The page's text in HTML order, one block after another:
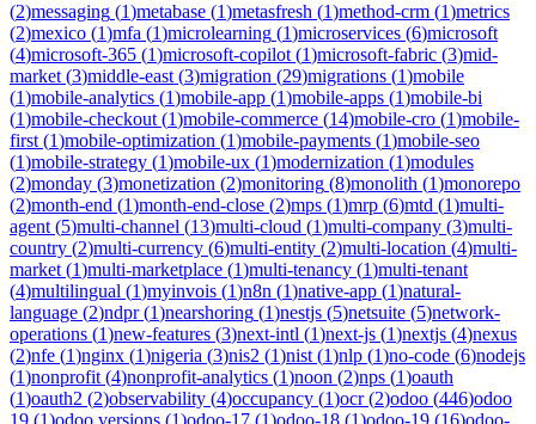
(2)messaging (1)metabase (1)metasfresh (1)method-crm (1)metrics
(2)mexico (1)mfa (1)microlearning (1)microservices (6)microsoft
(4)microsoft-365 (1)microsoft-copilot (1)microsoft-fabric (3)mid-
market (3)middle-east (3)migration (29)migrations (1)mobile
(1)mobile-analytics (1)mobile-app (1)mobile-apps (1)mobile-bi
(1)mobile-checkout (1)mobile-commerce (14)mobile-cro (1)mobile-
first (1)mobile-optimization (1)mobile-payments (1)mobile-seo
(1)mobile-strategy (1)mobile-ux (1)modernization (1)modules
(2)monday (3)monetization (2)monitoring (8)monolith (1)monorepo
(2)month-end (1)month-end-close (2)mps (1)mrp (6)mtd (1)multi-
agent (5)multi-channel (13)multi-cloud (1)multi-company (3)multi-
country (2)multi-currency (6)multi-entity (2)multi-location (4)multi-
market (1)multi-marketplace (1)multi-tenancy (1)multi-tenant
(4)multilingual (1)myinvois (1)n8n (1)native-app (1)natural-
language (2)ndpr(1)nearshoring (1)nestjs (5)netsuite (5)network-
operations (1)new-features (3)next-intl (1)next-js (1)nextjs (4)nexus
(2)nfe (1)nginx (1)nigeria (3)nis2 (1)nist (1)nlp (1)no-code (6)nodejs
(1)nonprofit (4)nonprofit-analytics (1)noon (2)nps (1)oauth
(1)oauth2 (2)observability (4)occupancy (1)ocr(2)odoo (446)odoo
19 (1)odoo versions (1)odoo-17 (1)odoo-18 (1)odoo-19 (16)odoo-